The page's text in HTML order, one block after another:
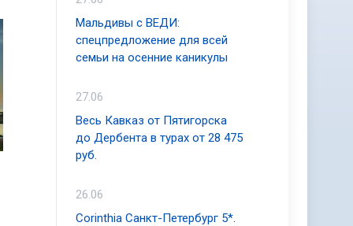
Мальдивы с ВЕДИ:
спецпредложение для всей
семьи на осенние каникулы
27.06
Весь Кавказ от Пятигорска
до Дербента в турах от 28 475
руб.
26.06
Corinthia Санкт-Петербург 5*.